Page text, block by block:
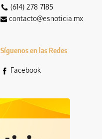
(614) 278 7185
contacto@esnoticia.mx
Síguenos en las Redes
Facebook